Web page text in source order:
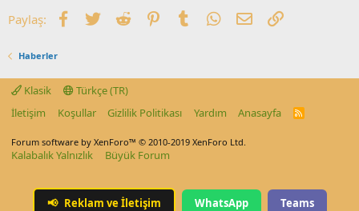
Paylaş: Facebook
TwitterReddit PinterestTumblrWhatsApp
E-postaLink
Haberler
Klasik
Türkçe (TR)
İletişim
Koşullar Gizlilik Politikası Yardım Anasayfa
R
Forum software by XenForo™ © 2010-2019 XenForo Ltd.
Kalabalık Yalnızlık Büyük Forum
📢 Reklam ve İletişim WhatsApp Teams